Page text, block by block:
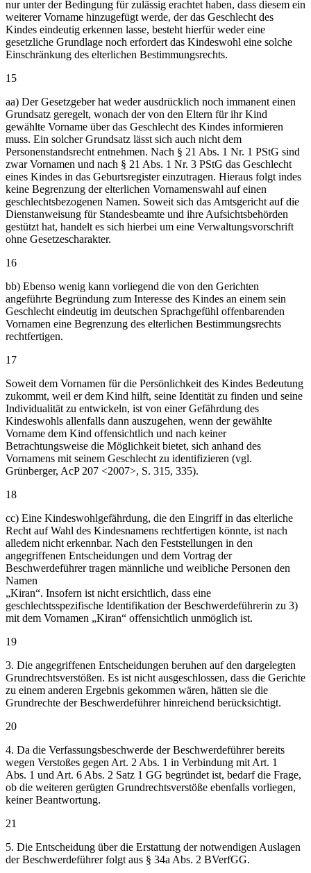
nur unter der Bedingung für zulässig erachtet haben, dass diesem ein
weiterer Vorname hinzugefügt werde, der das Geschlecht des
Kindes eindeutig erkennen lasse, besteht hierfür weder eine
gesetzliche Grundlage noch erfordert das Kindeswohl eine solche
Einschränkung des elterlichen Bestimmungsrechts.
15
aa) Der Gesetzgeber hat weder ausdrücklich noch immanent einen
Grundsatz geregelt, wonach der von den Eltern für ihr Kind
gewählte Vorname über das Geschlecht des Kindes informieren
muss. Ein solcher Grundsatz lässt sich auch nicht dem
Personenstandsrecht entnehmen. Nach § 21 Abs. 1 Nr. 1 PStG sind
zwar Vornamen und nach § 21 Abs. 1 Nr. 3 PStG das Geschlecht
eines Kindes in das Geburtsregister einzutragen. Hieraus folgt indes
keine Begrenzung der elterlichen Vornamenswahl auf einen
geschlechtsbezogenen Namen. Soweit sich das Amtsgericht auf die
Dienstanweisung für Standesbeamte und ihre Aufsichtsbehörden
gestützt hat, handelt es sich hierbei um eine Verwaltungsvorschrift
ohne Gesetzescharakter.
16
bb) Ebenso wenig kann vorliegend die von den Gerichten
angeführte Begründung zum Interesse des Kindes an einem sein
Geschlecht eindeutig im deutschen Sprachgefühl offenbarenden
Vornamen eine Begrenzung des elterlichen Bestimmungsrechts
rechtfertigen.
17
Soweit dem Vornamen für die Persönlichkeit des Kindes Bedeutung
zukommt, weil er dem Kind hilft, seine Identität zu finden und seine
Individualität zu entwickeln, ist von einer Gefährdung des
Kindeswohls allenfalls dann auszugehen, wenn der gewählte
Vorname dem Kind offensichtlich und nach keiner
Betrachtungsweise die Möglichkeit bietet, sich anhand des
Vornamens mit seinem Geschlecht zu identifizieren (vgl.
Grünberger, AcP 207 <2007>, S. 315, 335).
18
cc) Eine Kindeswohlgefährdung, die den Eingriff in das elterliche
Recht auf Wahl des Kindesnamens rechtfertigen könnte, ist nach
alledem nicht erkennbar. Nach den Feststellungen in den
angegriffenen Entscheidungen und dem Vortrag der
Beschwerdeführer tragen männliche und weibliche Personen den
Namen
„Kiran“. Insofern ist nicht ersichtlich, dass eine
geschlechtsspezifische Identifikation der Beschwerdeführerin zu 3)
mit dem Vornamen „Kiran“ offensichtlich unmöglich ist.
19
3. Die angegriffenen Entscheidungen beruhen auf den dargelegten
Grundrechtsverstößen. Es ist nicht ausgeschlossen, dass die Gerichte
zu einem anderen Ergebnis gekommen wären, hätten sie die
Grundrechte der Beschwerdeführer hinreichend berücksichtigt.
20
4. Da die Verfassungsbeschwerde der Beschwerdeführer bereits
wegen Verstoßes gegen Art. 2 Abs. 1 in Verbindung mit Art. 1
Abs. 1 und Art. 6 Abs. 2 Satz 1 GG begründet ist, bedarf die Frage,
ob die weiteren gerügten Grundrechtsverstöße ebenfalls vorliegen,
keiner Beantwortung.
21
5. Die Entscheidung über die Erstattung der notwendigen Auslagen
der Beschwerdeführer folgt aus § 34a Abs. 2 BVerfGG.